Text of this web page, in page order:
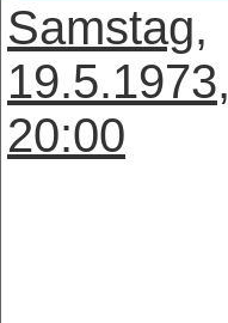
Samstag,
19.5.1973,
20:00